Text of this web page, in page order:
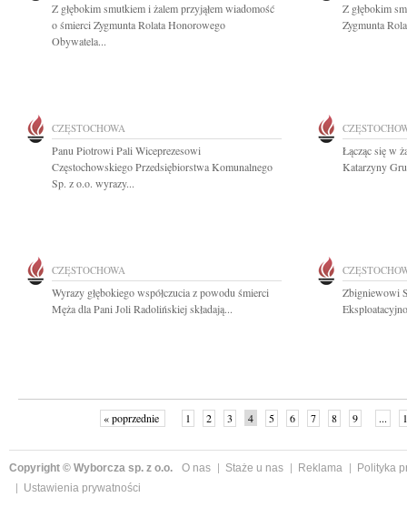
Z głębokim smutkiem i żalem przyjąłem wiadomość
o śmierci Zygmunta Rolata Honorowego
Obywatela...
Z głębokim
Zygmunta
CZĘSTOCHOWA
Panu Piotrowi Pali Wiceprezesowi
Częstochowskiego Przedsiębiorstwa Komunalnego
Sp. z o.o. wyrazy...
Łącząc się w
Katarzyny
CZĘSTOCHOWA
Wyrazy głębokiego współczucia z powodu śmierci
Męża dla Pani Joli Radolińskiej składają...
Zbigniewowi
« poprzednie 1 2 3 4 5 6 7 8 9 ...
Copyright © Wyborcza sp. z o.o. O nas Staże u nas Reklama
Polityka
Ustawienia prywatności